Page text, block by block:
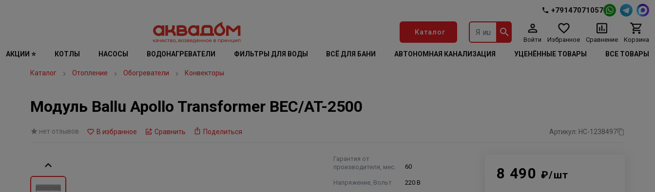
+79147071057
Каталог
Войти Избранное Сравнение Корзина
АКЦИИ ⭐ КОТЛЫ НАСОСЫ ВОДОНАГРЕВАТЕЛИ ФИЛЬТРЫ ДЛЯ ВОДЫ ВСЁ ДЛЯ БАНИ АВТОНОМНАЯ КАНАЛИЗАЦИЯ УЦЕНЁННЫЕ ТОВАРЫ ВСЕ ТОВАРЫ
Каталог Отопление Обогреватели Конвекторы
Модуль Ballu Apollo Transformer BEC/AT-2500
нет отзывов В избранное Сравнить Поделиться Артикул: НС-1238497
Гарантия от
производителя, мес.
60
Напряжение, Вольт 220 В
8 490 ₽/шт